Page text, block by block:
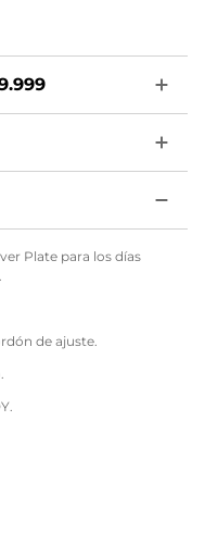
Plate para los días
de ajuste.